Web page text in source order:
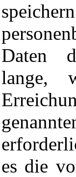
Daten
lange,
es die